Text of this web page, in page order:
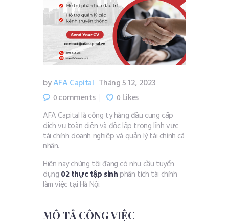
byAFA Capital Tháng 5 12, 2023
0comments 0 Likes
AFA Capital là công ty hàng đầu cung cấp
dịch vụ toàn diện và độc lập trong lĩnh vực
tài chính doanh nghiệp và quản lý tài chính cá
nhân.
Hiện nay chúng tôi đang có nhu cầu tuyển
dụng 02 thực tập sinh phân tích tài chính
làm việc tại Hà Nội.
MÔ TẢ CÔNG VIỆC